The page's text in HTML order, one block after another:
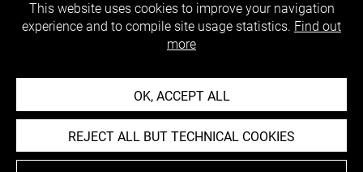
This website uses cookies to improve your navigation
experience and to compile site usage statistics. Find out
more
OK, ACCEPT ALL
REJECT ALL BUT TECHNICAL COOKIES